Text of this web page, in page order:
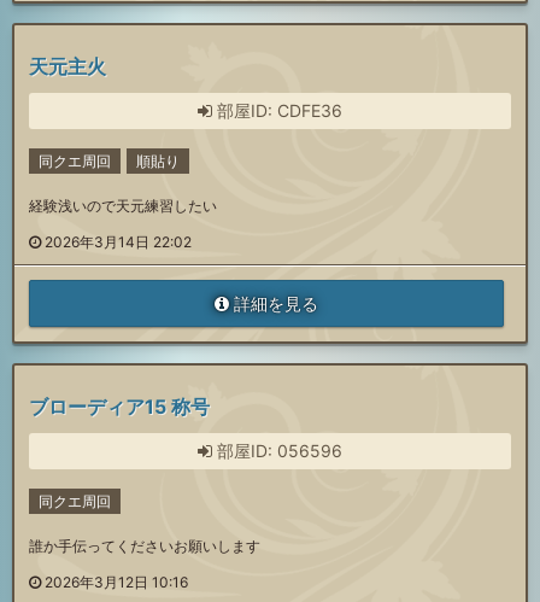
天元主火
部屋ID: CDFE36
同クエ周回 順貼り
経験浅いので天元練習したい
2026年3月14日 22:02
詳細を見る
ブローディア15 称号
部屋ID: 056596
同クエ周回
誰か手伝ってくださいお願いします
2026年3月12日 10:16